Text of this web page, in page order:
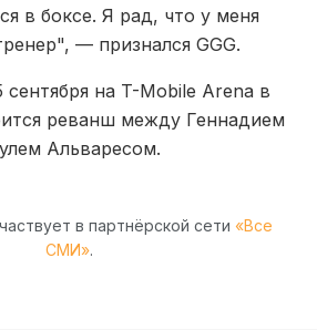
в боксе. Я рад, что у меня
— признался GGG.
на T-Mobile Arena в
реванш между Геннадием
Альваресом.
в партнёрской сети «Все
СМИ».